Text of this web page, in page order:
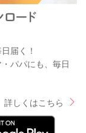
届く！
パパにも、毎日
詳しくはこちら